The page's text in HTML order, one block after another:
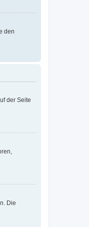
den
der Seite
Die